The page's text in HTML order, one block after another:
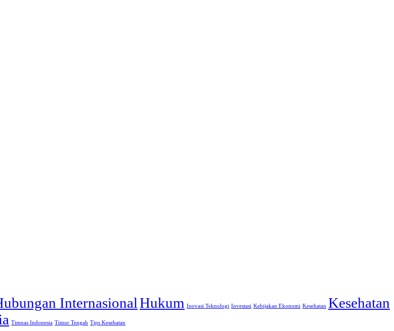
InternasionalHukum Inovasi Teknologi Investasi Kebijakan Ekonomi Kesehatan Kesehatan
Timnas Indonesia Timur Tengah Tips Kesehatan